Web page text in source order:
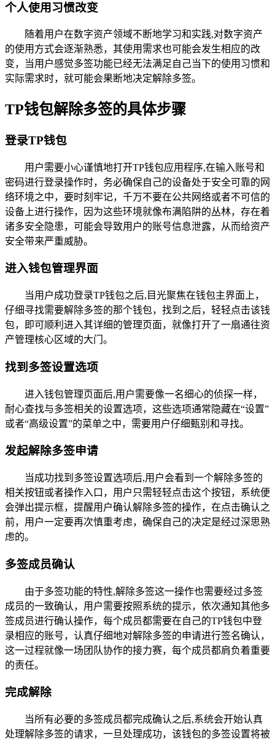
个人使用习惯改变
随着用户在数字资产领域不断地学习和实践,对数字资产
的使用方式会逐渐熟悉，其使用需求也可能会发生相应的改
变，当用户感觉多签功能已经无法满足自己当下的使用习惯和
实际需求时，就可能会果断地决定解除多签。
TP钱包解除多签的具体步骤
登录TP钱包
用户需要小心谨慎地打开TP钱包应用程序,在输入账号和
密码进行登录操作时，务必确保自己的设备处于安全可靠的网
络环境之中，要时刻牢记，千万不要在公共网络或者不可信的
设备上进行操作，因为这些环境就像布满陷阱的丛林，存在着
诸多安全隐患，可能会导致用户的账号信息泄露，从而给资产
安全带来严重威胁。
进入钱包管理界面
当用户成功登录TP钱包之后,目光聚焦在钱包主界面上，
仔细寻找需要解除多签的那个钱包，找到之后，轻轻点击该钱
包，即可顺利进入其详细的管理页面，就像打开了一扇通往资
产管理核心区域的大门。
找到多签设置选项
进入钱包管理页面后,用户需要像一名细心的侦探一样，
耐心查找与多签相关的设置选项，这些选项通常隐藏在“设置”
或者“高级设置”的菜单之中，需要用户仔细甄别和寻找。
发起解除多签申请
当成功找到多签设置选项后,用户会看到一个解除多签的
相关按钮或者操作入口，用户只需轻轻点击这个按钮，系统便
会弹出提示框，提醒用户确认解除多签的操作，在点击确认之
前，用户一定要再次慎重考虑，确保自己的决定是经过深思熟
虑的。
多签成员确认
由于多签功能的特性,解除多签这一操作也需要经过多签
成员的一致确认，用户需要按照系统的提示，依次通知其他多
签成员进行确认操作，每个成员都需要在自己的TP钱包中登
录相应的账号，认真仔细地对解除多签的申请进行签名确认，
这一过程就像一场团队协作的接力赛，每个成员都肩负着重要
的责任。
完成解除
当所有必要的多签成员都完成确认之后,系统会开始认真
处理解除多签的请求，一旦处理成功，该钱包的多签设置将被